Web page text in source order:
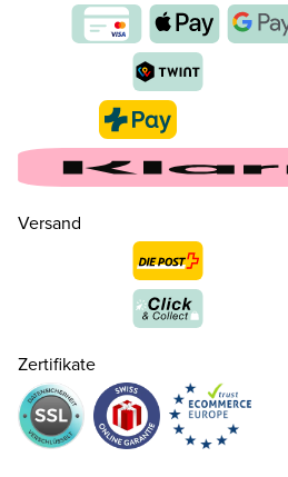
28 CHF 60.00
CHF 60.00
30 CHF 65.00
CHF 65.00
Versand
Zertifikate